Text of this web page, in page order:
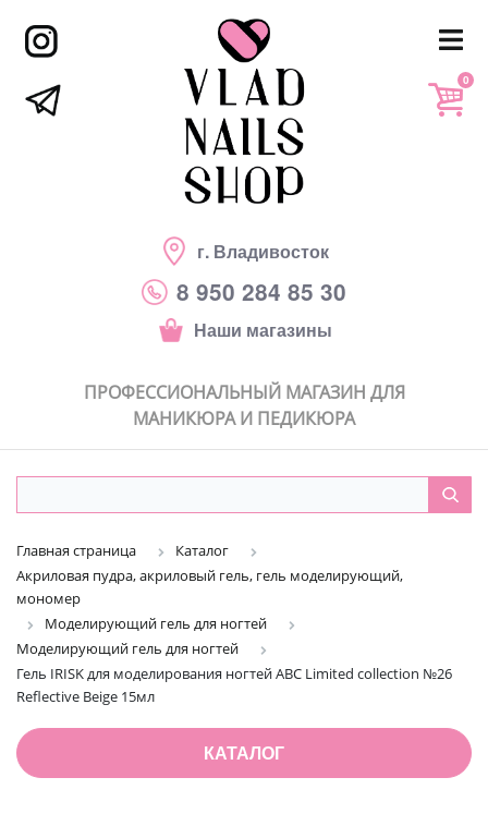
г. Владивосток
8 950 284 85 30
Наши магазины
0
ПРОФЕССИОНАЛЬНЫЙ МАГАЗИН ДЛЯ
МАНИКЮРА И ПЕДИКЮРА
Главная страница
Каталог
Акриловая пудра, акриловый гель, гель моделирующий,
мономер
Моделирующий гель для ногтей
Моделирующий гель для ногтей
Гель IRISK для моделирования ногтей ABC Limited collection №26
Reflective Beige 15мл
КАТАЛОГ